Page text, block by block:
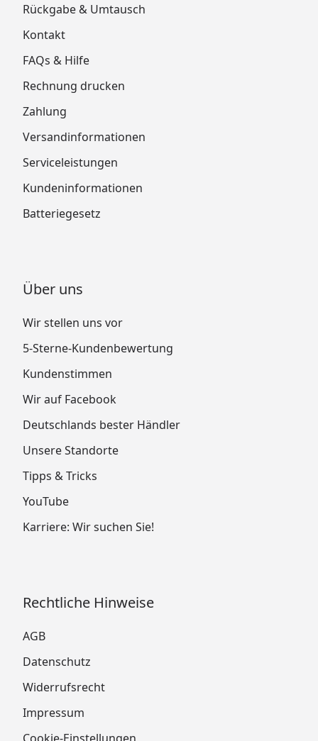
Rückgabe & Umtausch
Kontakt
FAQs & Hilfe
Rechnung drucken
Zahlung
Versandinformationen
Serviceleistungen
Kundeninformationen
Batteriegesetz
Über uns
Wir stellen uns vor
5-Sterne-Kundenbewertung
Kundenstimmen
Wir auf Facebook
Deutschlands bester Händler
Unsere Standorte
Tipps & Tricks
YouTube
Karriere: Wir suchen Sie!
Rechtliche Hinweise
AGB
Datenschutz
Widerrufsrecht
Impressum